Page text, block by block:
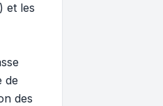
et les
de
des